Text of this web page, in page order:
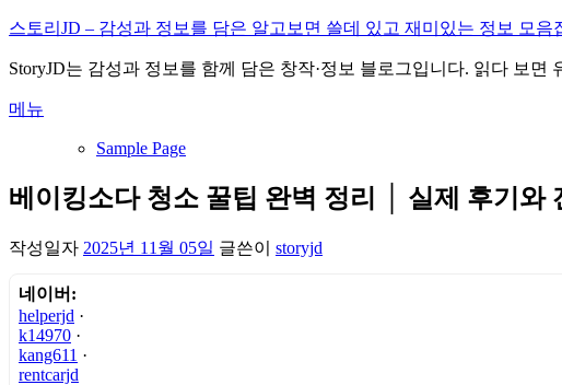
내
으
바
기
스토리JD – 감성과 정보를 담은 알고보면 쓸데 있고 재미있는 정보 모음
StoryJD는 감성과 정보를 함께 담은 창작·정보 블로그입니다. 읽다 보면
메뉴
Sample Page
베이킹소다 청소 꿀팁 완벽 정리 │ 실제 후기와
작성일자 2025년 11월 05일 글쓴이 storyjd
네이버:
helperjd ·
k14970 ·
kang611 ·
rentcarjd